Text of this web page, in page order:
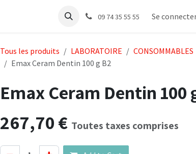
Support09 74 35 55 55 Se
Tous les produits LABORATOIRE CONSOMMABLES
Emax Ceram Dentin 100 g B2
Emax Ceram Dentin 100
267,70€ Toutes taxes comprises